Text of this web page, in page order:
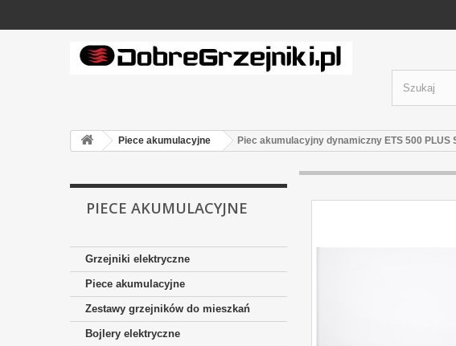
Piece akumulacyjne Piec akumulacyjny dynamiczny ETS 500 PLUS
PIECE AKUMULACYJNE
Grzejniki elektryczne
Piece akumulacyjne
Zestawy grzejników do mieszkań
Bojlery elektryczne